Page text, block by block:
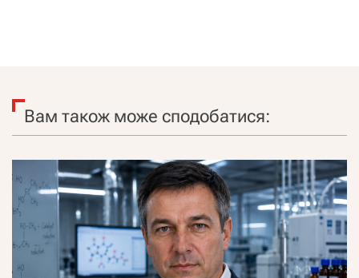
Вам також може сподобатися: